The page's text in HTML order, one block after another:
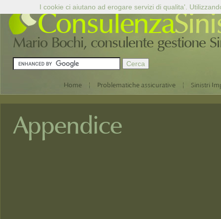
Consulenza
Mario Bochi, consulente gestione
Home | Problematiche assicurative | Sinistri
Appendice
I cookie ci aiutano ad erogare servizi di qualita'.